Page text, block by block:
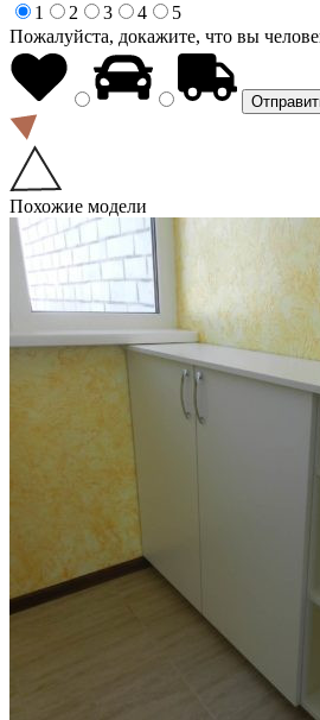
1
2 3 4
5
Пожалуйста, докажите, что вы
Похожие модели